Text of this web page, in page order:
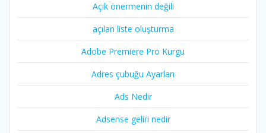
Açık önermenin değili
açılan liste oluşturma
Adobe Premiere Pro Kurgu
Adres çubuğu Ayarları
Ads Nedir
Adsense geliri nedir